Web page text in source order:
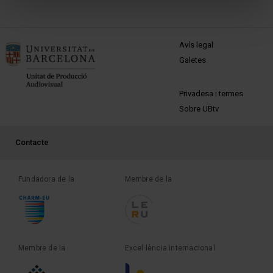
MENÚ PEU 1
Avís legal
Galetes
PEU 2
Privadesa i termes
Sobre UBtv
PEU 3
Contacte
Fundadora de la Membre de la
Membre de la Excel·lència internacional